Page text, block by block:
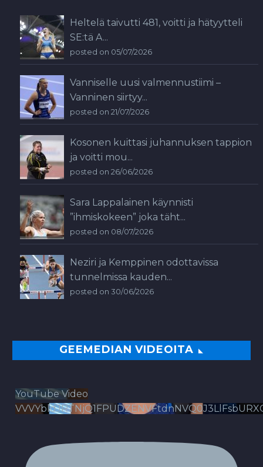
Heltelä taivutti 481, voitti ja hätyytteli
SE:tä A...
posted on 05/07/2026
Vanniselle uusi valmennustiimi –
Vanninen siirtyy...
posted on 21/07/2026
Kosonen kuittasi juhannuksen tappion
ja voitti mou...
posted on 26/06/2026
Sara Lappalainen käynnisti
”ihmiskokeen” joka täht...
posted on 08/07/2026
Neziri ja Kemppinen odottavissa
tunnelmissa kauden...
posted on 30/06/2026
GEEMEDIAN VIDEOITA
YouTube Video